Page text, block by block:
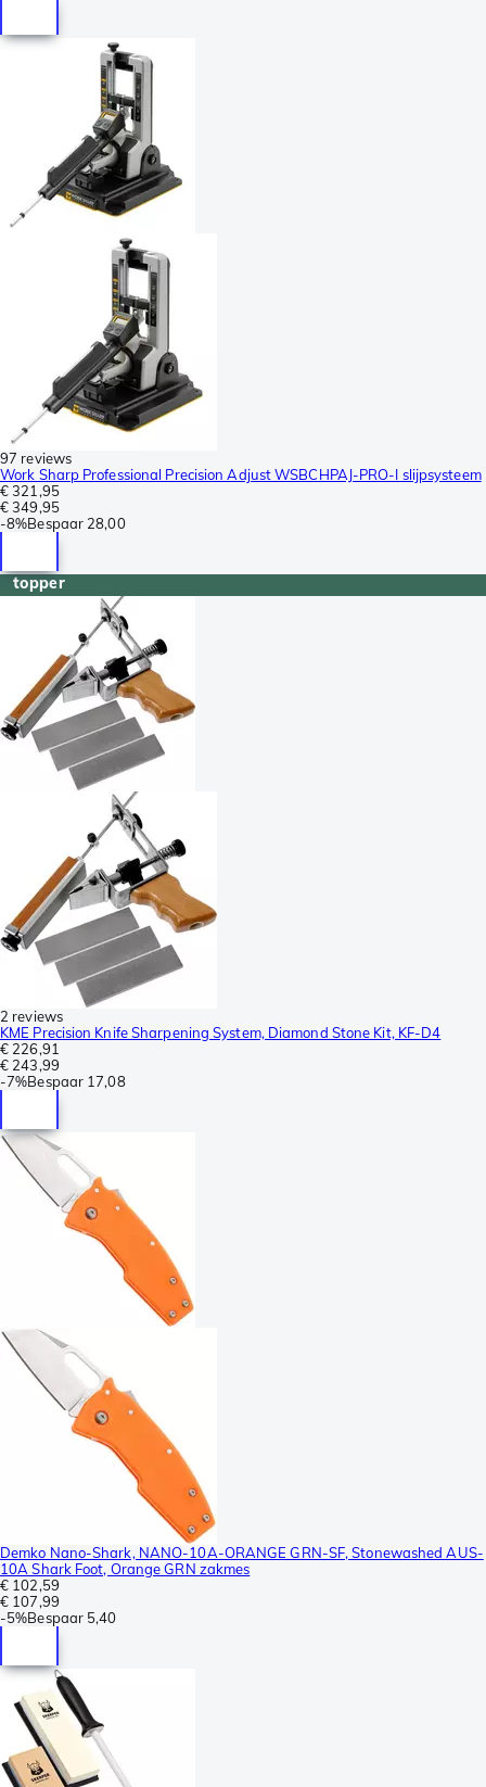
97 reviews
Work Sharp Professional Precision Adjust WSBCHPAJ-PRO-I slijpsysteem
€ 321,95
€ 349,95
-8%Bespaar 28,00
topper
2 reviews
KME Precision Knife Sharpening System, Diamond Stone Kit, KF-D4
€ 226,91
€ 243,99
-7%Bespaar 17,08
Demko Nano-Shark, NANO-10A-ORANGE GRN-SF, Stonewashed AUS-
10A Shark Foot, Orange GRN zakmes
€ 102,59
€ 107,99
-5%Bespaar 5,40